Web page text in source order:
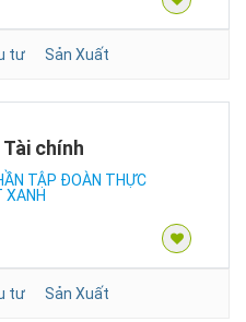
tư Sản Xuất
Tài chính
TẬP ĐOÀN THỰC
XANH
tư Sản Xuất